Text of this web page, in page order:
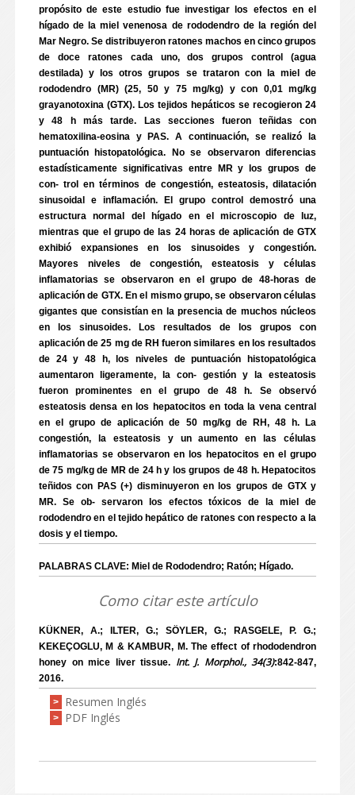
propósito de este estudio fue investigar los efectos en el
hígado de la miel venenosa de rododendro de la región del
Mar Negro. Se distribuyeron ratones machos en cinco grupos
de doce ratones cada uno, dos grupos control (agua
destilada) y los otros grupos se trataron con la miel de
rododendro (MR) (25, 50 y 75 mg/kg) y con 0,01 mg/kg
grayanotoxina (GTX). Los tejidos hepáticos se recogieron 24
y 48 h más tarde. Las secciones fueron teñidas con
hematoxilina-eosina y PAS. A continuación, se realizó la
puntuación histopatológica. No se observaron diferencias
estadísticamente significativas entre MR y los grupos de
con- trol en términos de congestión, esteatosis, dilatación
sinusoidal e inflamación. El grupo control demostró una
estructura normal del hígado en el microscopio de luz,
mientras que el grupo de las 24 horas de aplicación de GTX
exhibió expansiones en los sinusoides y congestión.
Mayores niveles de congestión, esteatosis y células
inflamatorias se observaron en el grupo de 48-horas de
aplicación de GTX. En el mismo grupo, se observaron células
gigantes que consistían en la presencia de muchos núcleos
en los sinusoides. Los resultados de los grupos con
aplicación de 25 mg de RH fueron similares en los resultados
de 24 y 48 h, los niveles de puntuación histopatológica
aumentaron ligeramente, la con- gestión y la esteatosis
fueron prominentes en el grupo de 48 h. Se observó
esteatosis densa en los hepatocitos en toda la vena central
en el grupo de aplicación de 50 mg/kg de RH, 48 h. La
congestión, la esteatosis y un aumento en las células
inflamatorias se observaron en los hepatocitos en el grupo
de 75 mg/kg de MR de 24 h y los grupos de 48 h. Hepatocitos
teñidos con PAS (+) disminuyeron en los grupos de GTX y
MR. Se ob- servaron los efectos tóxicos de la miel de
rododendro en el tejido hepático de ratones con respecto a la
dosis y el tiempo.
PALABRAS CLAVE: Miel de Rododendro; Ratón; Hígado.
Como citar este artículo
KÜKNER, A.; ILTER, G.; SÖYLER, G.; RASGELE, P. G.;
KEKEÇOGLU, M & KAMBUR, M. The effect of rhododendron
honey on mice liver tissue. Int. J. Morphol., 34(3):842-847,
2016.
> Resumen Inglés
> PDF Inglés